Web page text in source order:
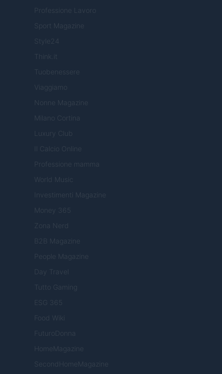
Professione Lavoro
Sport Magazine
Style24
Think.it
Tuobenessere
Viaggiamo
Nonne Magazine
Milano Cortina
Luxury Club
Il Calcio Online
Professione mamma
World Music
Investimenti Magazine
Money 365
Zona Nerd
B2B Magazine
People Magazine
Day Travel
Tutto Gaming
ESG 365
Food Wiki
FuturoDonna
HomeMagazine
SecondHomeMagazine